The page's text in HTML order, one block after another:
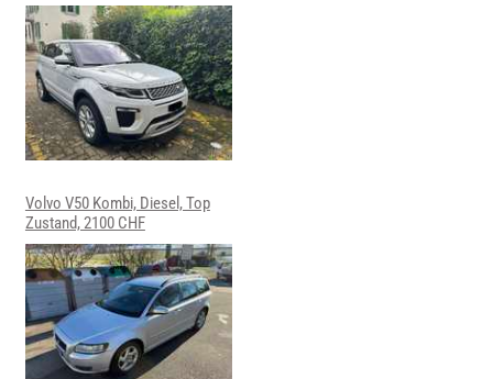
Volvo V50 Kombi, Diesel, Top
Zustand, 2100 CHF